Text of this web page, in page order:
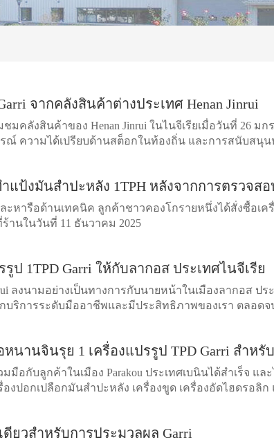
จากคลังสินค้าต่างประเทศ Henan Jinrui
ชมคลังสินค้าของ Henan Jinrui ในไนจีเรียเมื่อวันที่ 26
ความได้เปรียบด้านสต็อกในท้องถิ่น และการสนับสนุ
แป้งมันสำปะหลัง 1TPH หลังจากการตรวจส
ะหารือด้านเทคนิค ลูกค้าชาวคองโกรายหนึ่งได้สั่งซื้อเ
านในวันที่ 11 ธันวาคม 2025
ป 1TPD Garri ให้กับลากอส ประเทศไนจีเรีย
ลงนามอย่างเป็นทางการกับนายหน้าในเมืองลากอส ปร
ากบริการระดับมืออาชีพและมีประสิทธิภาพของเรา ตล
านจินรุย 1 เครื่องแปรรูป TPD Garri สำห
มมือกับลูกค้าในเมือง Parakou ประเทศเบนินได้สำเร็จ
งปอกเปลือกมันสำปะหลัง เครื่องขูด เครื่องอัดไฮดรอลิก
ยวสำหรับการประมวลผล Garri